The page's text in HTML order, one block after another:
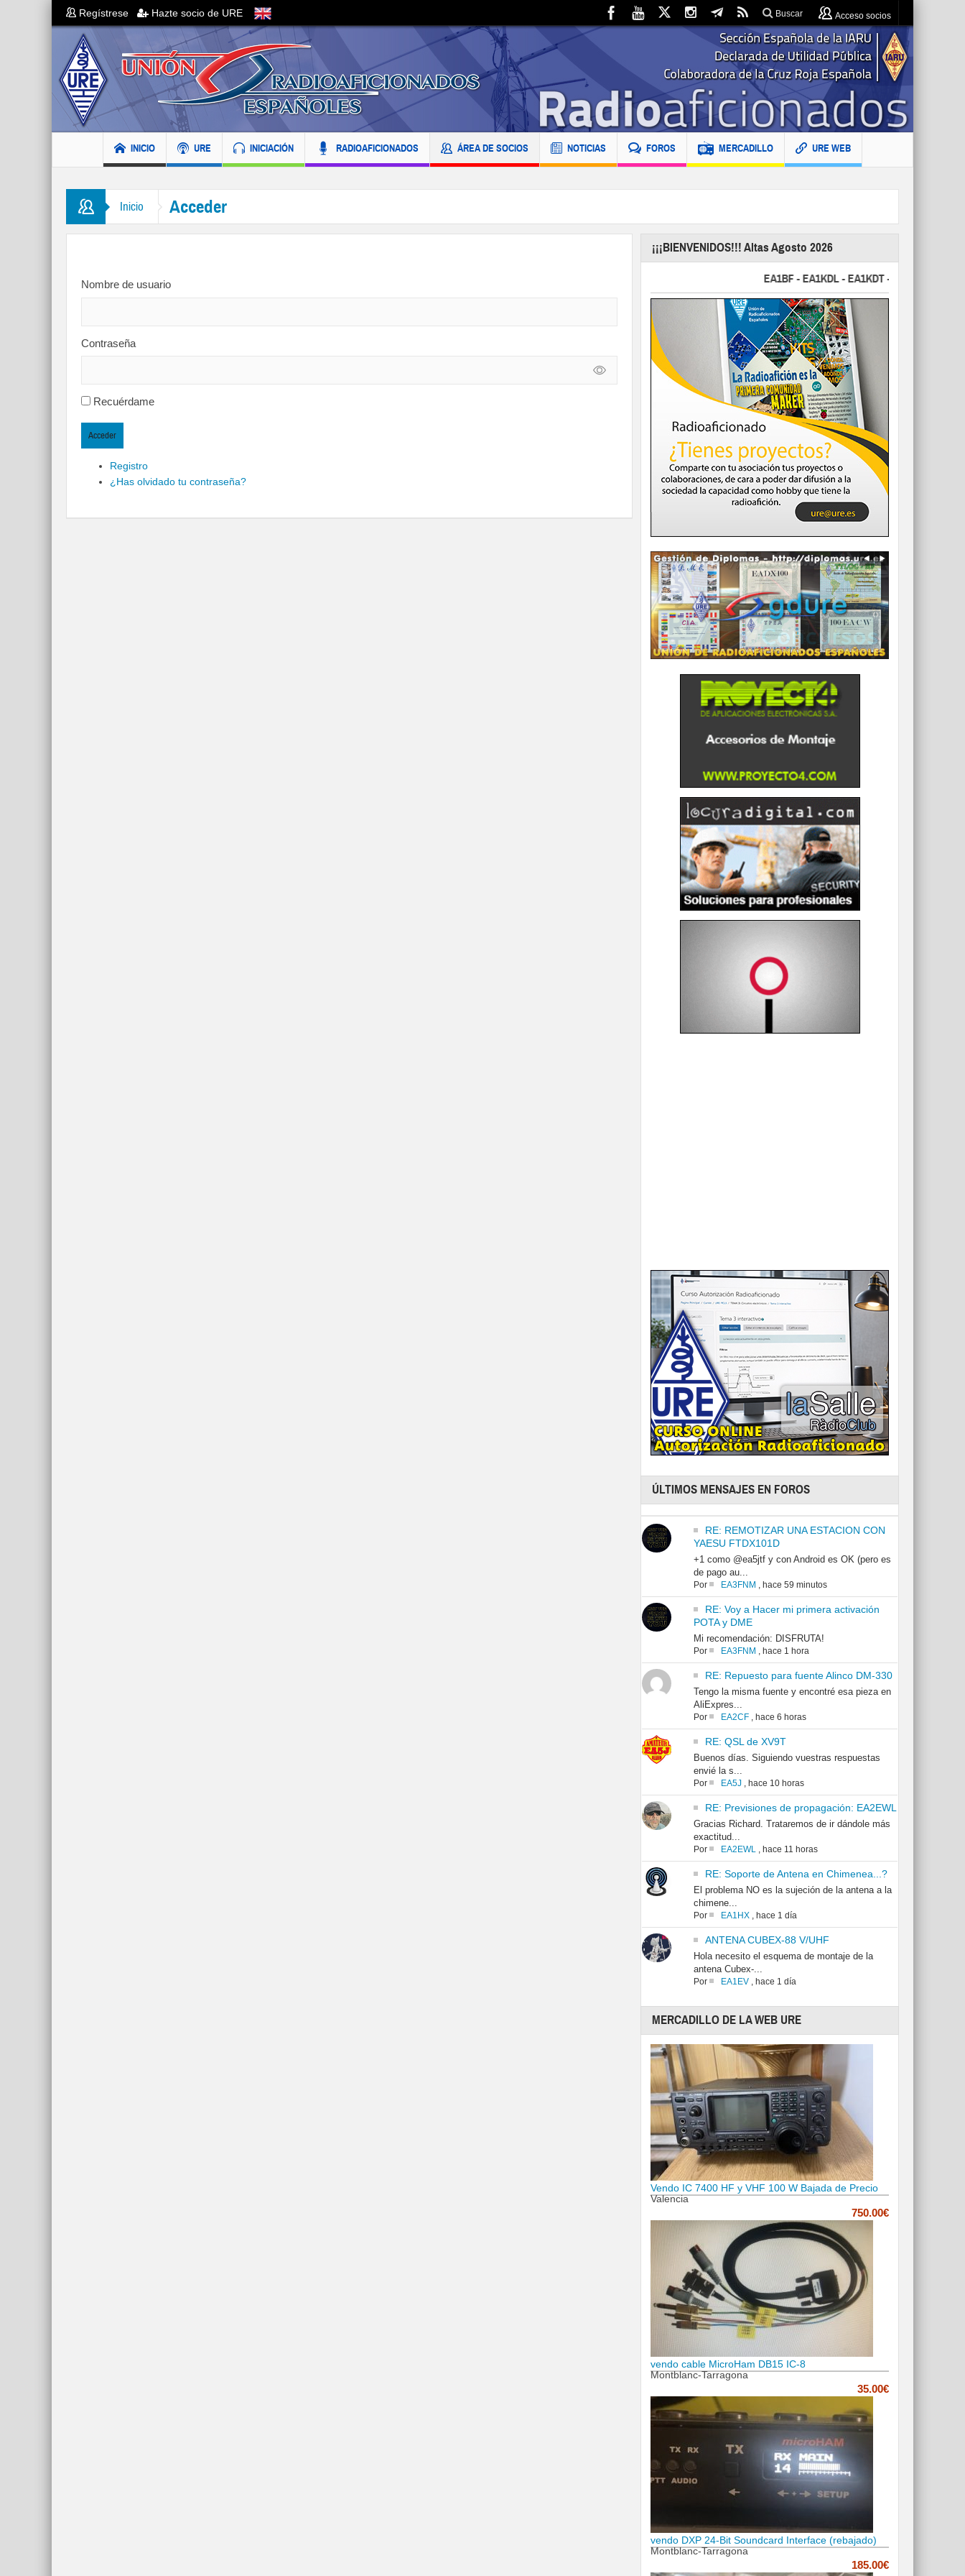
Regístrese Hazte socio de URE Buscar Acceso socios
INICIO URE INICIACIÓN RADIOAFICIONADOS ÁREA DE SOCIOS NOTICIAS FOROS MERCADILLO URE WEB
Inicio Acceder
Nombre de usuario
Contraseña
Recuérdame
Acceder
Registro
¿Has olvidado tu contraseña?
¡¡¡BIENVENIDOS!!! Altas Agosto 2026
EA1BF - EA1KDL - EA1KDT - EA2FBJ - EA2FJU -
ÚLTIMOS MENSAJES EN FOROS
RE: REMOTIZAR UNA ESTACION CON
YAESU FTDX101D
+1 como @ea5jtf y con Android es OK (pero es
de pago au...
Por EA3FNM , hace 59 minutos
RE: Voy a Hacer mi primera activación
POTA y DME
Mi recomendación: DISFRUTA!
Por EA3FNM , hace 1 hora
RE: Repuesto para fuente Alinco DM-330
Tengo la misma fuente y encontré esa pieza en
AliExpres...
Por EA2CF, hace 6 horas
RE: QSL de XV9T
Buenos días. Siguiendo vuestras respuestas
envié la s...
Por EA5J, hace 10 horas
RE: Previsiones de propagación: EA2EWL
Gracias Richard. Trataremos de ir dándole más
exactitud...
Por EA2EWL, hace 11 horas
RE: Soporte de Antena en Chimenea...?
El problema NO es la sujeción de la antena a la
chimene...
Por EA1HX, hace 1 día
ANTENA CUBEX-88 V/UHF
Hola necesito el esquema de montaje de la
antena Cubex-...
Por EA1EV, hace 1 día
MERCADILLO DE LA WEB URE
Vendo IC 7400 HF y VHF 100 W Bajada de Precio
Valencia
750.00€
vendo cable MicroHam DB15 IC-8
Montblanc-Tarragona
35.00€
vendo DXP 24-Bit Soundcard Interface (rebajado)
Montblanc-Tarragona
185.00€